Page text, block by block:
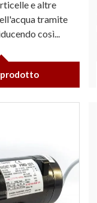
e altre
tramite
così...